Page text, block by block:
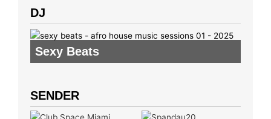
DJ
Sexy Beats
SENDER